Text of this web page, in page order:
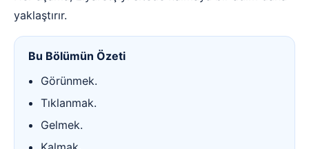
yaklaştırır.
Bu Bölümün Özeti
Görünmek.
Tıklanmak.
Gelmek.